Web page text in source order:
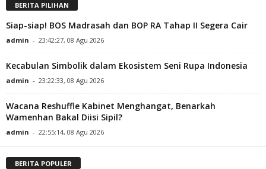
BERITA PILIHAN
Siap-siap! BOS Madrasah dan BOP RA Tahap II Segera Cair
admin - 23:42:27, 08 Agu 2026
Kecabulan Simbolik dalam Ekosistem Seni Rupa Indonesia
admin - 23:22:33, 08 Agu 2026
Wacana Reshuffle Kabinet Menghangat, Benarkah
Wamenhan Bakal Diisi Sipil?
admin - 22:55:14, 08 Agu 2026
BERITA POPULER